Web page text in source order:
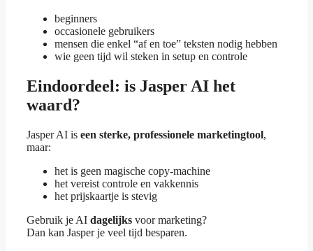
beginners
occasionele gebruikers
mensen die enkel “af en toe” teksten nodig hebben
wie geen tijd wil steken in setup en controle
Eindoordeel: is Jasper AI het
waard?
Jasper AI is een sterke, professionele marketingtool,
maar:
het is geen magische copy-machine
het vereist controle en vakkennis
het prijskaartje is stevig
Gebruik je AI dagelijks voor marketing?
Dan kan Jasper je veel tijd besparen.